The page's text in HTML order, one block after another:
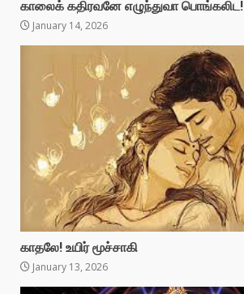
காலைக் கதிரவனே எழுந்துவா பொங்கலிட!
January 14, 2026
காதலே! உயிர் மூச்சாகி
January 13, 2026